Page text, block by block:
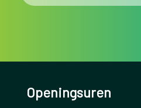
Openingsuren